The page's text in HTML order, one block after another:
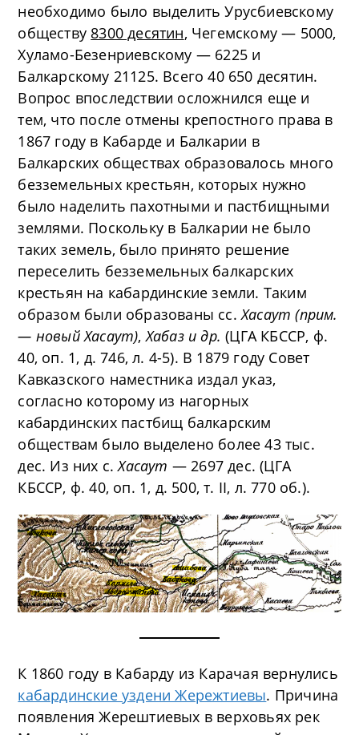
необходимо было выделить Урусбиевскому
обществу 8300 десятин, Чегемскому — 5000,
Хуламо-Безенриевскому — 6225 и
Балкарскому 21125. Всего 40 650 десятин.
Вопрос впоследствии осложнился еще и
тем, что после отмены крепостного права в
1867 году в Кабарде и Балкарии в
Балкарских обществах образовалось много
безземельных крестьян, которых нужно
было наделить пахотными и пастбищными
землями. Поскольку в Балкарии не было
таких земель, было принято решение
переселить безземельных балкарских
крестьян на кабардинские земли. Таким
образом были образованы сс.Хасаут (прим.
— новый Хасаут),Хабаз и др.(ЦГА КБССР, ф.
40, оп. 1, д. 746, л. 4-5). В 1879 году Совет
Кавказского наместника издал указ,
согласно которому из нагорных
кабардинских пастбищ балкарским
обществам было выделено более 43 тыс.
дес. Из них с.Хасаут — 2697 дес. (ЦГА
КБССР, ф. 40, оп. 1, д. 500, т. II, л. 770 об.).
К 1860 году в Кабарду из Карачая вернулись
кабардинские уздени Жережтиевы. Причина
появления Жерештиевых в верховьях рек